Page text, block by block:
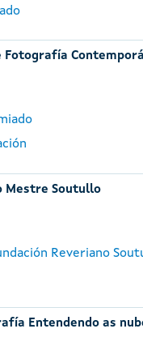
Fotografía
Mestre Soutullo
Reveriano
Entendendo as